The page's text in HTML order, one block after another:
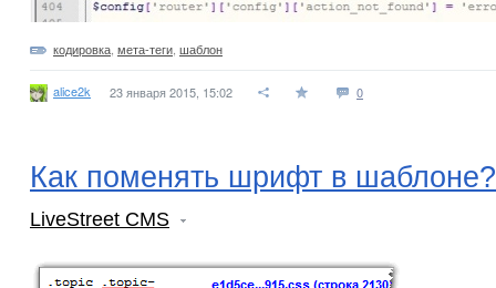
кодировка мета-теги шаблон
alice2k 23 января 2015, 15:02 0
Как поменять шрифт в шаблоне?
LiveStreet CMS